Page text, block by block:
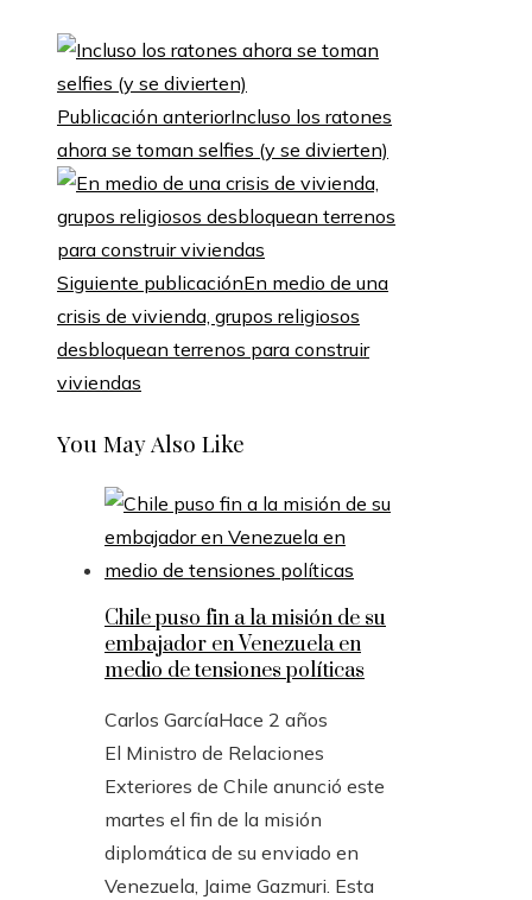
Publicación anteriorIncluso los ratones
ahora se toman selfies (y se divierten)
Siguiente publicaciónEn medio de una
crisis de vivienda, grupos religiosos
desbloquean terrenos para construir
viviendas
You May Also Like
Chile puso fin a la misión de su
embajador en Venezuela en
medio de tensiones políticas
Carlos GarcíaHace 2 años
El Ministro de Relaciones
Exteriores de Chile anunció este
martes el fin de la misión
diplomática de su enviado en
Venezuela, Jaime Gazmuri. Esta